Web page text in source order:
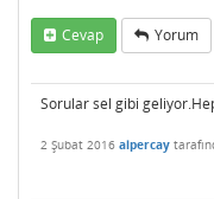
Cevap Yorum
Sorular sel gibi
2 Şubat 2016 alpercay